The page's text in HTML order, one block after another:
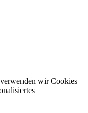
wir Cookies